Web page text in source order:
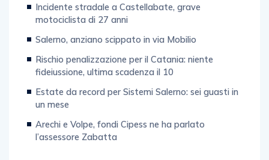
Incidente stradale a Castellabate, grave
motociclista di 27 anni
Salerno, anziano scippato in via Mobilio
Rischio penalizzazione per il Catania: niente
fideiussione, ultima scadenza il 10
Estate da record per Sistemi Salerno: sei guasti in
un mese
Arechi e Volpe, fondi Cipess ne ha parlato
l’assessore Zabatta